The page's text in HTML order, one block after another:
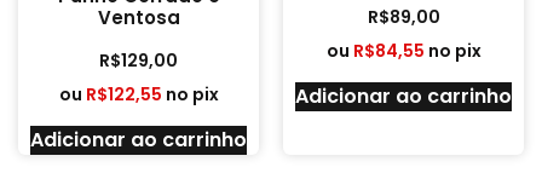
Ventosa
R$129,00
ou R$122,55 no pix
Adicionar ao carrinho
R$89,00
ou R$84,55 no pix
Adicionar ao carrinho